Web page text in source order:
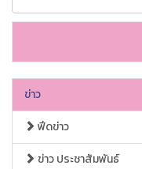
ข่าว
ฟีดข่าว
ข่าว ประชาสัมพันธ์